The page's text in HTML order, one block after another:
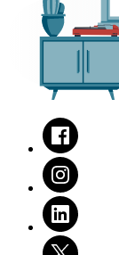
Facebook
Instagram
LinkedIn
Twitter